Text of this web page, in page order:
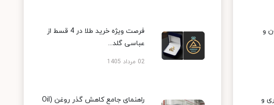
و
و
فرصت ویژه خرید طلا در 4 قسط از
عباسی گلد...
02 مرداد 1405
راهنمای جامع کاهش گذر روغن (Oil